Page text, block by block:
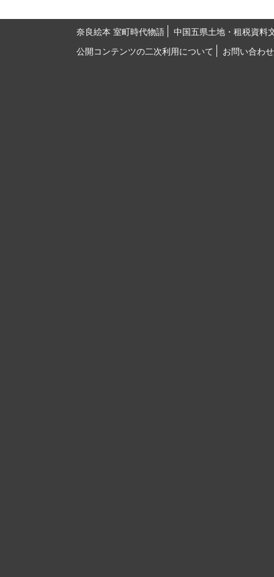
奈良絵本 室町時代物語
中国五県土地・租税資料
公開コンテンツの二次利用について
お問い合わせ